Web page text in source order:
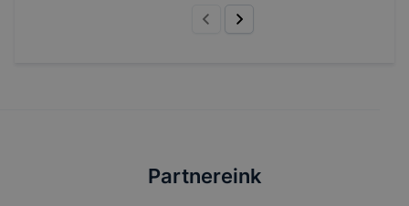
Partnereink